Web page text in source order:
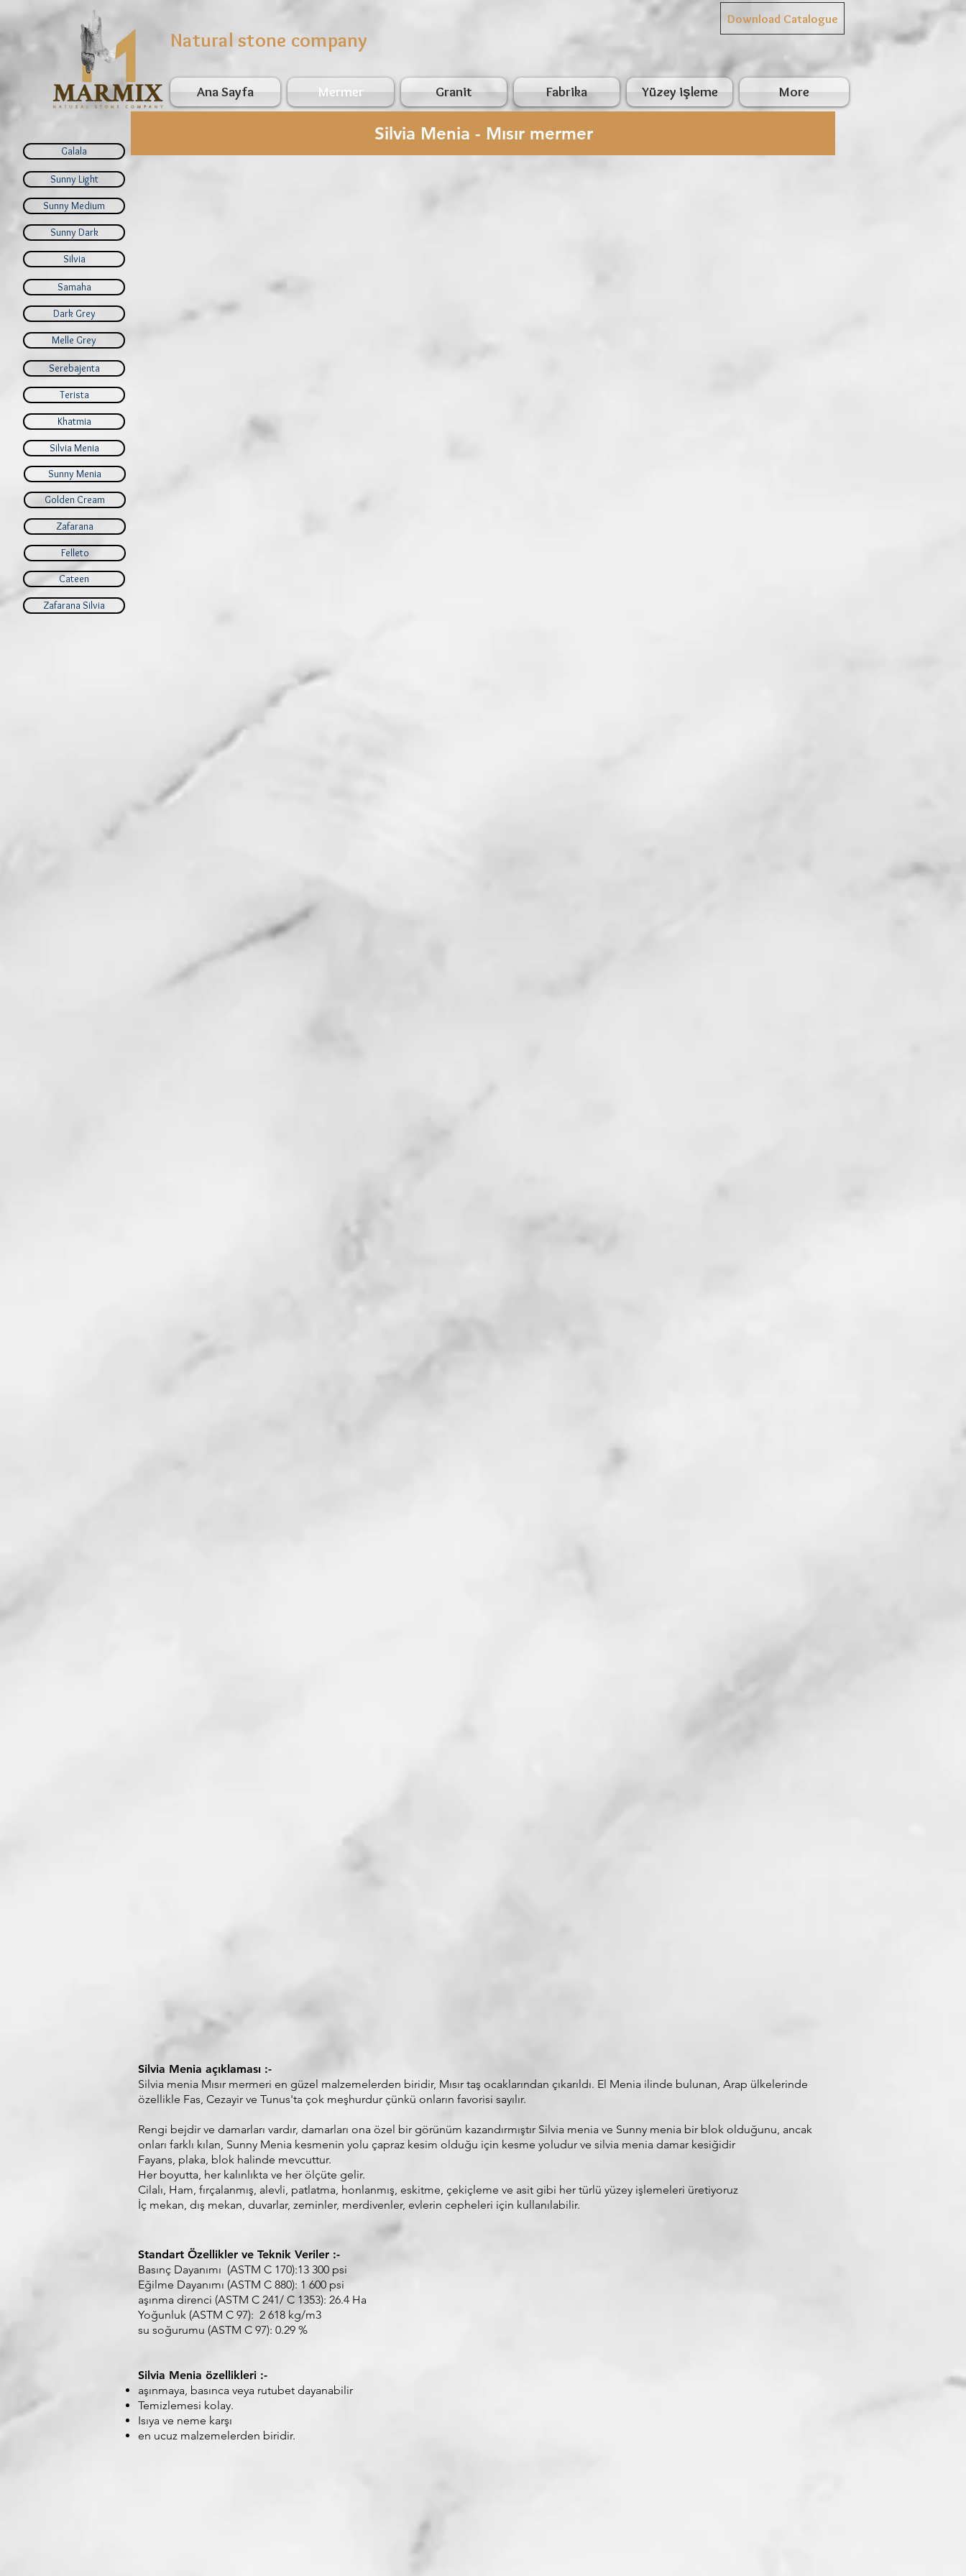
Galala
Silvia Menia - Mısır mermer
Sunny Light
Sunny Medium
Sunny Dark
Silvia
Samaha
Dark Grey
Melle Grey
Serebajenta
Terista
Khatmia
Silvia Menia
Sunny Menia
Golden Cream
Zafarana
Felleto
Cateen
Zafarana Silvia
Silvia Menia açıklaması :-
Silvia menia Mısır mermeri en güzel malzemelerden biridir, Mısır taş ocaklarından çıkarıldı. El Menia ilinde bulunan, Arap ülkelerinde
özellikle Fas, Cezayir ve Tunus'ta çok meşhurdur çünkü onların favorisi sayılır.
Rengi bejdir ve damarları vardır, damarları ona özel bir görünüm kazandırmıştır Silvia menia ve Sunny menia bir blok olduğunu, ancak
onları farklı kılan, Sunny Menia kesmenin yolu çapraz kesim olduğu için kesme yoludur ve silvia menia damar kesiğidir
Fayans, plaka, blok halinde mevcuttur.
Her boyutta, her kalınlıkta ve her ölçüte gelir.
Cilalı, Ham, fırçalanmış, alevli, patlatma, honlanmış, eskitme, çekiçleme ve asit gibi her türlü yüzey işlemeleri üretiyoruz
İç mekan, dış mekan, duvarlar, zeminler, merdivenler, evlerin cepheleri için kullanılabilir.
Standart Özellikler ve Teknik Veriler :-
Basınç Dayanımı (ASTM C 170):13 300 psi
Eğilme Dayanımı (ASTM C 880): 1 600 psi
aşınma direnci (ASTM C 241/ C 1353): 26.4 Ha
Yoğunluk (ASTM C 97): 2 618 kg/m3
su soğurumu (ASTM C 97): 0.29 %
Silvia Menia özellikleri :-
aşınmaya, basınca veya rutubet dayanabilir
Temizlemesi kolay.
Isıya ve neme karşı
en ucuz malzemelerden biridir.
Natural stone company
Ana Sayfa Mermer Granit Fabrika Yüzey işleme More
Download Catalogue